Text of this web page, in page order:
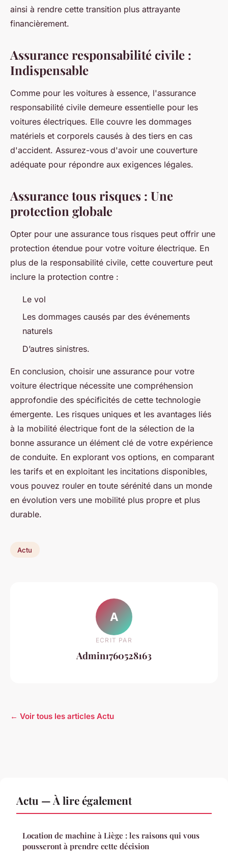
ainsi à rendre cette transition plus attrayante
financièrement.
Assurance responsabilité civile :
Indispensable
Comme pour les voitures à essence, l'assurance
responsabilité civile demeure essentielle pour les
voitures électriques. Elle couvre les dommages
matériels et corporels causés à des tiers en cas
d'accident. Assurez-vous d'avoir une couverture
adéquate pour répondre aux exigences légales.
Assurance tous risques : Une
protection globale
Opter pour une assurance tous risques peut offrir une
protection étendue pour votre voiture électrique. En
plus de la responsabilité civile, cette couverture peut
inclure la protection contre :
Le vol
Les dommages causés par des événements
naturels
D’autres sinistres.
En conclusion, choisir une assurance pour votre
voiture électrique nécessite une compréhension
approfondie des spécificités de cette technologie
émergente. Les risques uniques et les avantages liés
à la mobilité électrique font de la sélection de la
bonne assurance un élément clé de votre expérience
de conduite. En explorant vos options, en comparant
les tarifs et en exploitant les incitations disponibles,
vous pouvez rouler en toute sérénité dans un monde
en évolution vers une mobilité plus propre et plus
durable.
Actu
A
ECRIT PAR
Admin1760528163
← Voir tous les articles Actu
Actu — À lire également
Location de machine à Liège : les raisons qui vous
pousseront à prendre cette décision